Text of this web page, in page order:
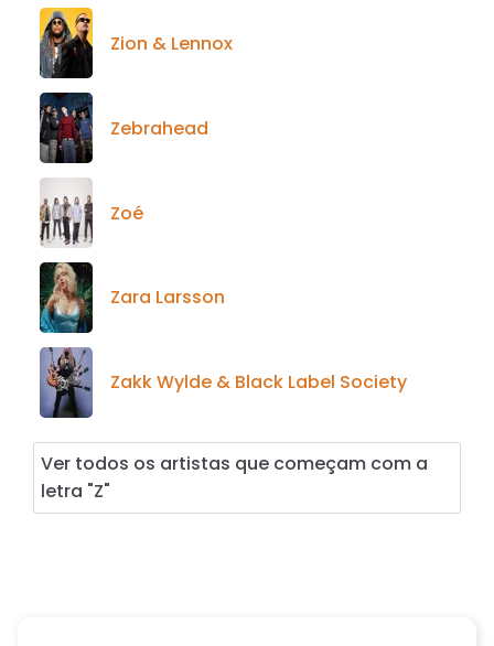
Zion & Lennox
Zebrahead
Zoé
Zara Larsson
Zakk Wylde & Black Label Society
Ver todos os artistas que começam com a
letra "Z"